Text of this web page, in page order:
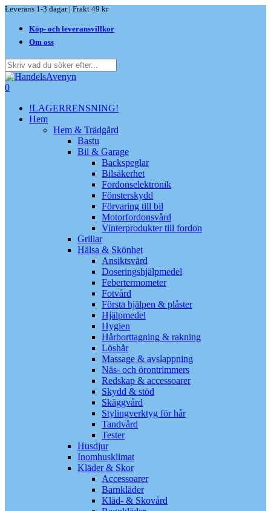
Skip
main
content
Leverans 1-3 dagar | Frakt 49 kr
Köp- och leveransvillkor
Om oss
Close
Search
search
0
!LAGERRENSNING!
Hem
Hem & Trädgård
Bastu
Bil & Garage
Backspeglar
Bilsäkerhet
Fordonselektronik
Fönsterskydd
Förvaring till bil
Motorfordonsvård
Vinterprodukter till fordon
Grillar
Hälsa & Skönhet
Ansiktsvård
Doseringshjälpmedel
Febertermometer
Fotvård
Första hjälpen & plåster
Hjälpmedel
Hygien
Hårborttagning & rakning
Löshår
Massage & avslappning
Näs- och örontrimmers
Redskap & accessoarer
Skydd & stöd
Skäggvård
Stylingverktyg för hår
Tandvård
Tester
Husdjur
Inomhusklimat
Kläder & Skor
Accessoarer
Barnkläder
Kläd- & Skovård